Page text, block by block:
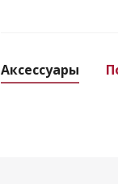
Аксессуары